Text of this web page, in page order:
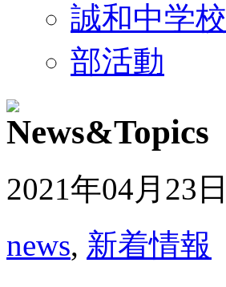
誠和中学校
部活動
2021年04月23日
news, 新着情報